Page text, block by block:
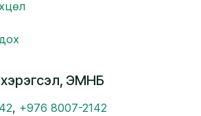
ЭМНБ
, +976 8007-2142